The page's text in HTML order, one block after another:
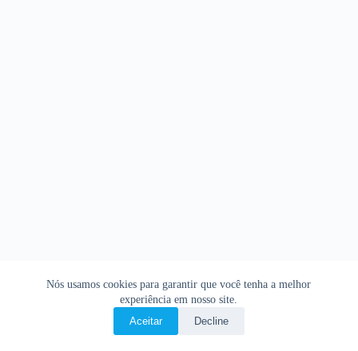
Nós usamos cookies para garantir que você tenha a melhor
experiência em nosso site.
Aceitar
Decline
Copyright © 2026 • O Livro Sagrado • Bíblia Online •